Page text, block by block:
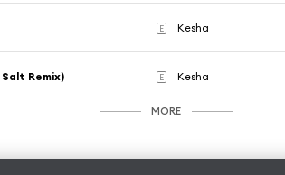
E Kesha
Remix) E Kesha
MORE